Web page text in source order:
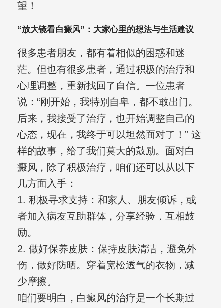
望！
“放大镜看白癜风”：大家心里的想法与生活建议
很多患者朋友，都有着相似的困惑和迷
茫。但也有很多患者，通过积极的治疗和
心理调整，重新找回了自信。一位患者
说：“刚开始，我特别自卑，都不敢出门。
后来，我接受了治疗，也开始调整自己的
心态，现在，我终于可以坦然面对了！” 这
样的故事，给了我们莫大的鼓励。面对白
癜风，除了积极治疗，咱们还可以从以下
几方面入手：
1. 积极寻求支持：和家人、朋友倾诉，或
者加入病友互助群体，分享经验，互相鼓
励。
2. 做好保养皮肤：保持皮肤清洁，避免外
伤，做好防晒。穿着宽松透气的衣物，减
少摩擦。
咱们要明白，白癜风的治疗是一个长期过